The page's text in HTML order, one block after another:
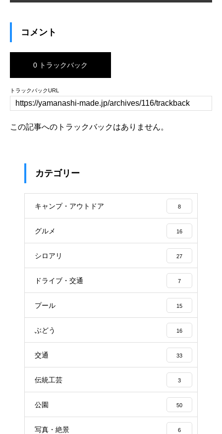
コメント
0 トラックバック
トラックバックURL
この記事へのトラックバックはありません。
カテゴリー
キャンプ・アウトドア 8
グルメ 16
シロアリ 27
ドライブ・交通 7
プール 15
ぶどう 16
交通 33
伝統工芸 3
公園 50
写真・絶景 6